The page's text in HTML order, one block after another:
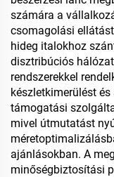
számára a
csomagolási
hideg italokhoz
disztribúciós
rendszerekkel
készletkimerülést
támogatási
mivel útmutatást
ajánlásokban. A
minőségbiztosítási